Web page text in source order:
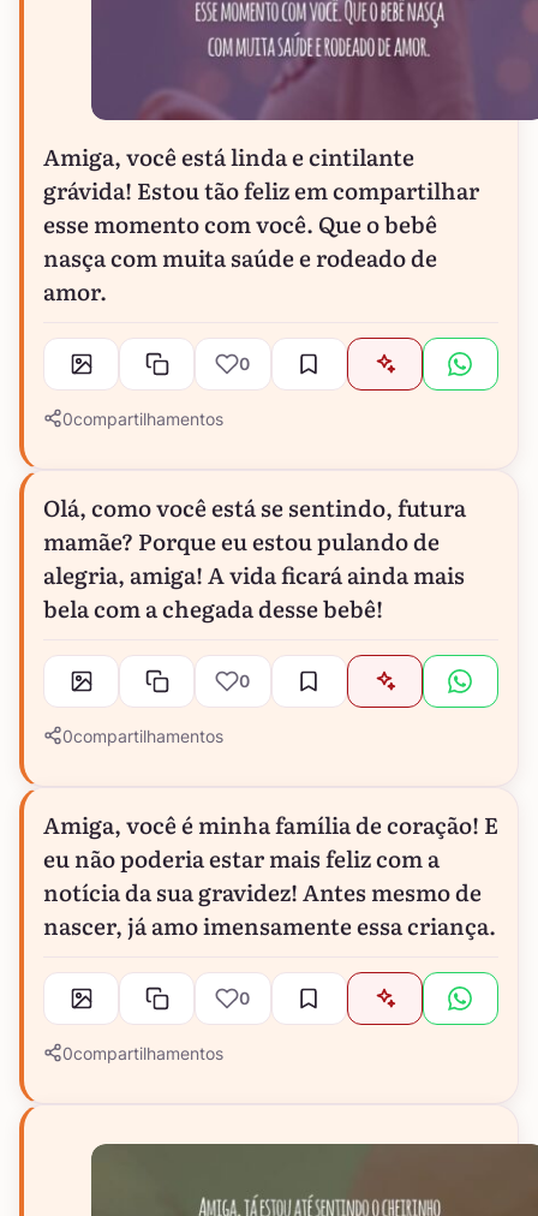
Amiga, você está linda e cintilante
grávida! Estou tão feliz em compartilhar
esse momento com você. Que o bebê
nasça com muita saúde e rodeado de
amor.
0
0compartilhamentos
Olá, como você está se sentindo, futura
mamãe? Porque eu estou pulando de
alegria, amiga! A vida ficará ainda mais
bela com a chegada desse bebê!
0
0compartilhamentos
Amiga, você é minha família de coração! E
eu não poderia estar mais feliz com a
notícia da sua gravidez! Antes mesmo de
nascer, já amo imensamente essa criança.
0
0compartilhamentos